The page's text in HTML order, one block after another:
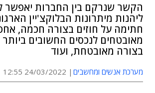
הקשר שנרקם בין החברות יאפשר
ליהנות מיתרונות הבלוקצ'יין
חתימה על חוזים בצורה חכמה,
מאובטחים לנכסים החשובים
בצורה מאובטחת, ועוד
מערכת אנשים ומחשבים 24/03/2022 12:55